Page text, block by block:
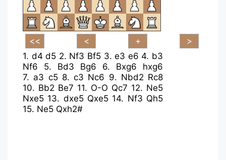
1. d4 d5 2. Nf3 Bf5 3.e3 e6 4. b3
Nf6
5. Bd3 Bg6 6. Bxg6
hxg6
7. a3 c5 8. c3 Nc6 9. Nbd2 Rc8
10. Bb2 Be7 11. O-O Qc7 12. Ne5
Nxe5 13. dxe5 Qxe5 14. Nf3 Qh5
15. Ne5 Qxh2#